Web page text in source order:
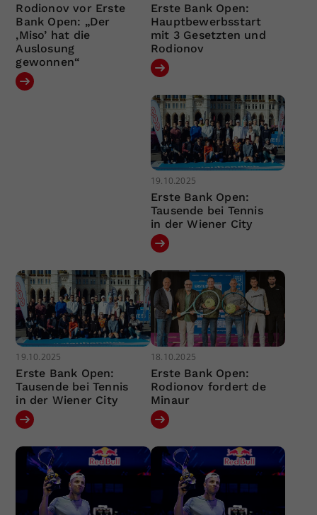
Rodionov vor Erste
Bank Open: „Der
‚Miso’ hat die
Auslosung
gewonnen“
Erste Bank Open:
Hauptbewerbsstart
mit 3 Gesetzten und
Rodionov
19.10.2025
Erste Bank Open:
Tausende bei Tennis
in der Wiener City
19.10.2025
Erste Bank Open:
Tausende bei Tennis
in der Wiener City
18.10.2025
Erste Bank Open:
Rodionov fordert de
Minaur